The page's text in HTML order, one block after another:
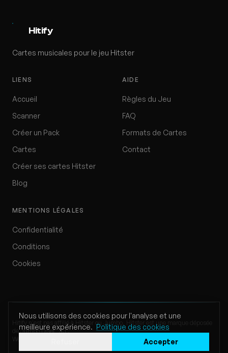
Hitify
Cartes musicales pour le jeu Hitster
LIENS
Accueil
Scanner
Créer un Pack
Cartes
Créer ses cartes Hitster
Blog
AIDE
Règles du Jeu
FAQ
Formats de Cartes
Contact
MENTIONS LÉGALES
Confidentialité
Conditions
Cookies
Hitify n'est pas affilié à Hitster ou Jumbo. Hitster est une marque déposée
de Jumbo Diset, S.L.
Website by Klappe Development
Nous utilisons des cookies pour l'analyse et une
meilleure expérience. Politique des cookies
Accepter